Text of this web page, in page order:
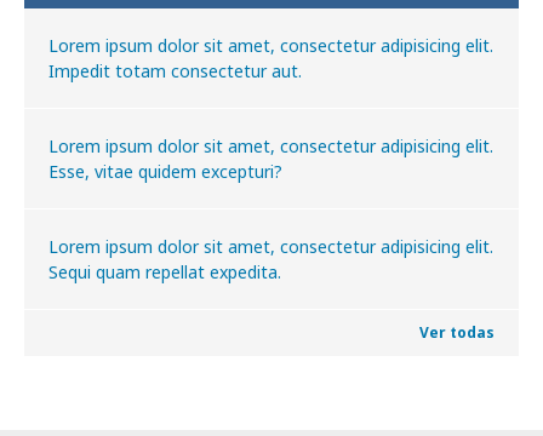
Lorem ipsum dolor sit amet, consectetur adipisicing elit.
Impedit totam consectetur aut.
Lorem ipsum dolor sit amet, consectetur adipisicing elit.
Esse, vitae quidem excepturi?
Lorem ipsum dolor sit amet, consectetur adipisicing elit.
Sequi quam repellat expedita.
Ver todas